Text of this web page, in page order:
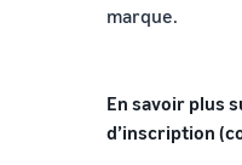
marque.
En savoir plus
d’inscription